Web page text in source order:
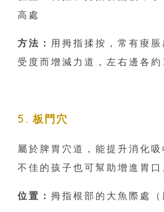
高處
方法：
用拇指揉按，常有痠
受度而增減力道，左右邊各
5. 板門穴
屬於脾胃穴道，能提升消化
不佳的孩子也可幫助增進胃口
位置： 拇指根部的大魚際處（